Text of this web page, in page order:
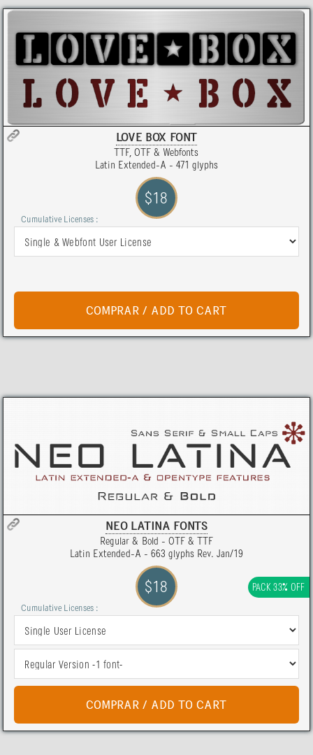
LOVE BOX FONT
TTF, OTF & Webfonts
Latin Extended-A - 471 glyphs
$18
Cumulative Licenses :
NEO LATINA FONTS
Regular & Bold - OTF & TTF
Latin Extended-A - 663 glyphs Rev. Jan/19
PACK 33% OFF
$18
Cumulative Licenses :